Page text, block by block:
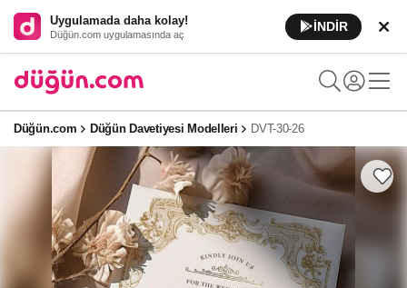
Uygulamada daha kolay!
Düğün.com uygulamasında aç
İNDİR
Düğün.com Düğün Davetiyesi Modelleri DVT-30-26